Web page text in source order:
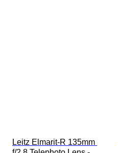
Leitz Elmarit-R 135mm